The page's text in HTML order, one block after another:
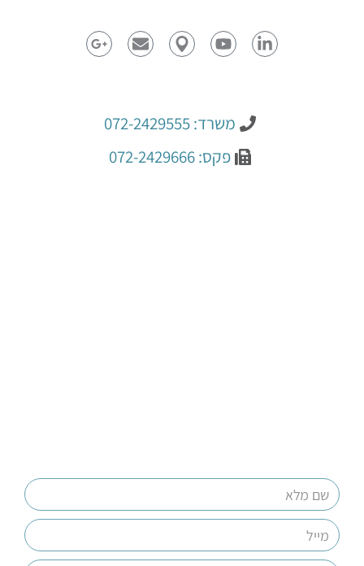
משרד: 072-2429555
פקס: 072-2429666